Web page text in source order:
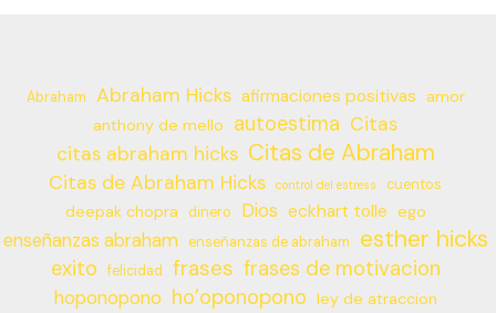
Abraham Abraham Hicks afirmaciones positivas
amor
anthony de mello
autoestima Citas
citas abraham hicks Citas de Abraham
Citas de Abraham Hicks control del estress cuentos
deepak chopra dinero Dios eckhart tolle ego
enseñanzas abraham enseñanzas de abraham esther hicks
exito felicidad frases frases de motivacion
hoponopono ho’oponopono ley de atraccion